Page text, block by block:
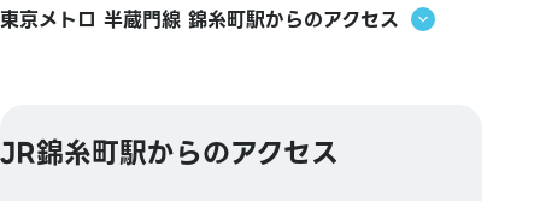
東京メトロ 半蔵門線 錦糸町駅からのアクセス
JR錦糸町駅からのアクセス